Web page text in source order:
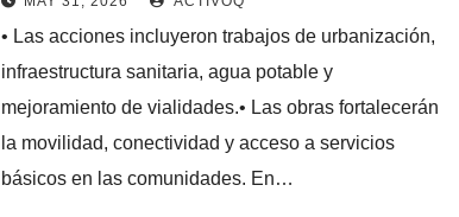
• Las acciones incluyeron trabajos de urbanización,
infraestructura sanitaria, agua potable y
mejoramiento de vialidades.• Las obras fortalecerán
la movilidad, conectividad y acceso a servicios
básicos en las comunidades. En…